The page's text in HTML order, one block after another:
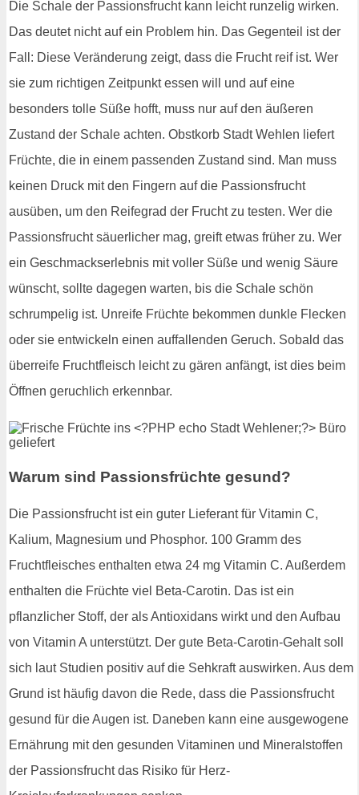
Die Schale der Passionsfrucht kann leicht runzelig wirken.
Das deutet nicht auf ein Problem hin. Das Gegenteil ist der
Fall: Diese Veränderung zeigt, dass die Frucht reif ist. Wer
sie zum richtigen Zeitpunkt essen will und auf eine
besonders tolle Süße hofft, muss nur auf den äußeren
Zustand der Schale achten. Obstkorb Stadt Wehlen liefert
Früchte, die in einem passenden Zustand sind. Man muss
keinen Druck mit den Fingern auf die Passionsfrucht
ausüben, um den Reifegrad der Frucht zu testen. Wer die
Passionsfrucht säuerlicher mag, greift etwas früher zu. Wer
ein Geschmackserlebnis mit voller Süße und wenig Säure
wünscht, sollte dagegen warten, bis die Schale schön
schrumpelig ist. Unreife Früchte bekommen dunkle Flecken
oder sie entwickeln einen auffallenden Geruch. Sobald das
überreife Fruchtfleisch leicht zu gären anfängt, ist dies beim
Öffnen geruchlich erkennbar.
Warum sind Passionsfrüchte gesund?
Die Passionsfrucht ist ein guter Lieferant für Vitamin C,
Kalium, Magnesium und Phosphor. 100 Gramm des
Fruchtfleisches enthalten etwa 24 mg Vitamin C. Außerdem
enthalten die Früchte viel Beta-Carotin. Das ist ein
pflanzlicher Stoff, der als Antioxidans wirkt und den Aufbau
von Vitamin A unterstützt. Der gute Beta-Carotin-Gehalt soll
sich laut Studien positiv auf die Sehkraft auswirken. Aus dem
Grund ist häufig davon die Rede, dass die Passionsfrucht
gesund für die Augen ist. Daneben kann eine ausgewogene
Ernährung mit den gesunden Vitaminen und Mineralstoffen
der Passionsfrucht das Risiko für Herz-